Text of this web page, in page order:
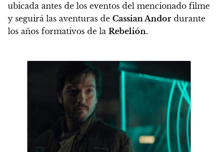
ubicada antes de los eventos del mencionado filme
y seguirá las aventuras de Cassian Andor durante
los años formativos de la Rebelión.